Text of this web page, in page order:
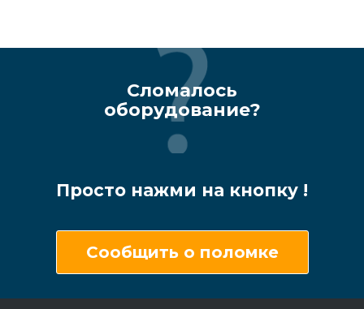
Сломалось
оборудование?
Просто нажми на кнопку !
Сообщить о поломке